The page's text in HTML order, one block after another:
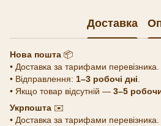
Доставка
Нова пошта 📦
• Доставка за тарифами перевізника.
• Відправлення: 1–3 робочі дні
• Якщо товар відсутній — 3–5
Укрпошта ✉️
• Доставка за тарифами перевізника.